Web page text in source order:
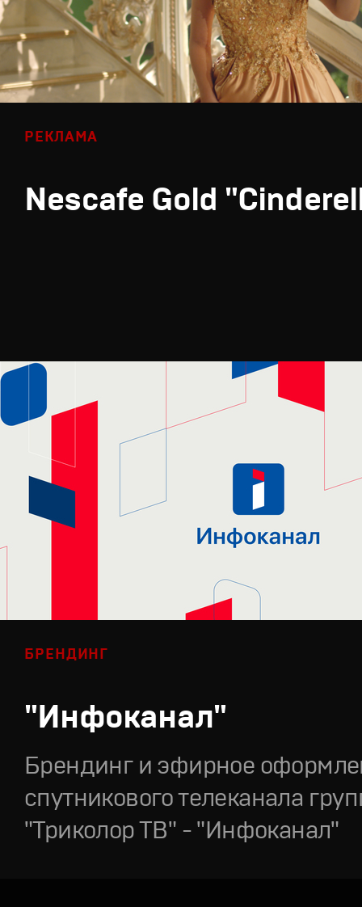
РЕКЛАМА
Nescafe Gold
БРЕНДИНГ
"Инфоканал"
Брендинг и эфирное
спутникового телеканала
"Триколор ТВ" - "Инфоканал"